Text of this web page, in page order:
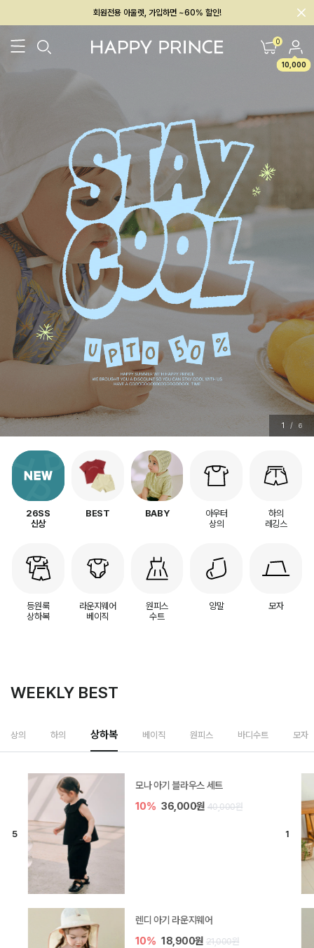
회원전용 아울렛, 가입하면 ~60% 할인!
멤버십 최대 28,000원 혜택 0
10,000
1 / 6
26SS
신상
BEST BABY
아우터
상의
하의
레깅스
등원룩
상하복
라운지웨어
베이직
원피스
수트
양말 모자
WEEKLY BEST
상의 하의 상하복 베이직 원피스 바디수트 모자
모나 아기 블라우스 세트
10% 36,000원 40,000원
렌디 아기 라운지웨어
10% 18,900원 21,000원